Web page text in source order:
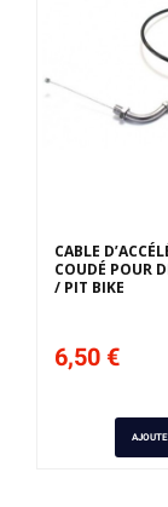
CABLE
COUDÉ POUR
/ PIT BIKE
6,50 €